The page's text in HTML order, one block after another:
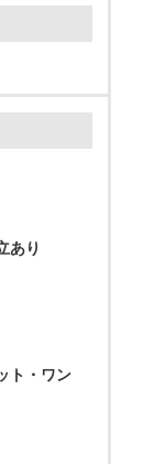
あり
ト・ワン